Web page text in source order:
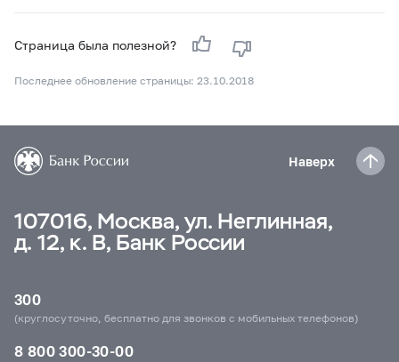
Страница была полезной?
Последнее обновление страницы: 23.10.2018
Наверх
107016, Москва, ул. Неглинная,
д. 12, к. В, Банк России
300
(круглосуточно, бесплатно для звонков с мобильных телефонов)
8 800 300-30-00